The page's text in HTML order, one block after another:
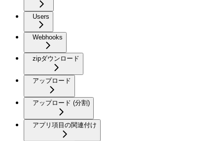
Users
Webhooks
zipダウンロード
アップロード
アップロード (分割)
アプリ項目の関連付け